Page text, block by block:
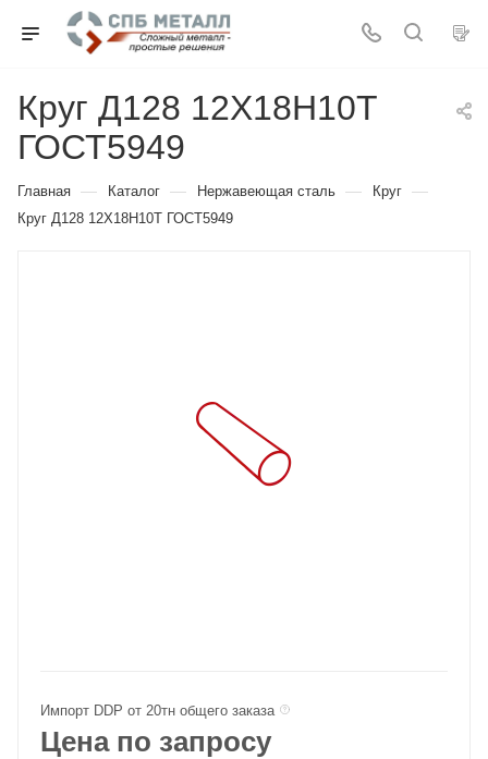
Круг Д128 12Х18Н10Т
ГОСТ5949
Главная — Каталог — Нержавеющая сталь — Круг —
Круг Д128 12Х18Н10Т ГОСТ5949
Импорт DDP от 20тн общего заказа
Цена по запросу